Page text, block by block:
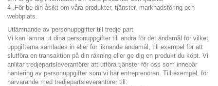
4 .För be din åsikt om våra produkter, tjänster, marknadsföring och
webbplats.
Utlämnande av personuppgifter till tredje part
Vi kan lämna ut dina personuppgifter till andra för det ändamål för vilket
uppgifterna samlades in eller för liknande ändamål, till exempel för att
slutföra en transaktion på din räkning eller ge dig en produkt du köpt. Vi
anlitar tredjepartsleverantörer att utföra tjänster för oss som innebär
hantering av personuppgifter som vi har entreprenören. Till exempel, för
närvarande med tredjepartsleverantörer till: